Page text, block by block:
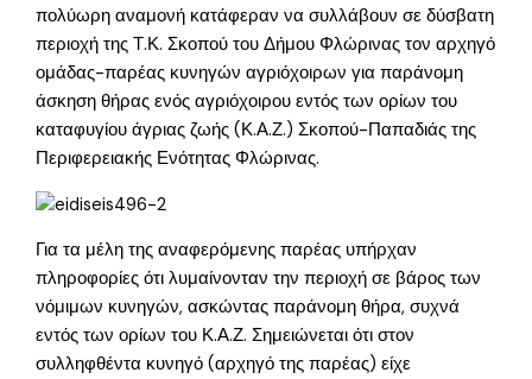
πολύωρη αναμονή κατάφεραν να συλλάβουν σε δύσβατη
περιοχή της Τ.Κ. Σκοπού του Δήμου Φλώρινας τον αρχηγό
ομάδας-παρέας κυνηγών αγριόχοιρων για παράνομη
άσκηση θήρας ενός αγριόχοιρου εντός των ορίων του
καταφυγίου άγριας ζωής (Κ.Α.Ζ.) Σκοπού-Παπαδιάς της
Περιφερειακής Ενότητας Φλώρινας.
Για τα μέλη της αναφερόμενης παρέας υπήρχαν
πληροφορίες ότι λυμαίνονταν την περιοχή σε βάρος των
νόμιμων κυνηγών, ασκώντας παράνομη θήρα, συχνά
εντός των ορίων του Κ.Α.Ζ. Σημειώνεται ότι στον
συλληφθέντα κυνηγό (αρχηγό της παρέας) είχε